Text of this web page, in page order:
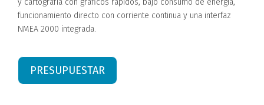
y cartografía con gráficos rápidos, bajo consumo de energía,
funcionamiento directo con corriente continua y una interfaz
NMEA 2000 integrada.
PRESUPUESTAR